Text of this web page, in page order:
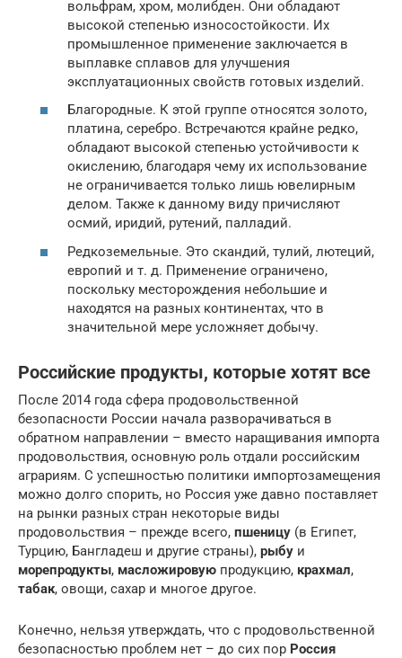
вольфрам, хром, молибден. Они обладают
высокой степенью износостойкости. Их
промышленное применение заключается в
выплавке сплавов для улучшения
эксплуатационных свойств готовых изделий.
Благородные. К этой группе относятся золото,
платина, серебро. Встречаются крайне редко,
обладают высокой степенью устойчивости к
окислению, благодаря чему их использование
не ограничивается только лишь ювелирным
делом. Также к данному виду причисляют
осмий, иридий, рутений, палладий.
Редкоземельные. Это скандий, тулий, лютеций,
европий и т. д. Применение ограничено,
поскольку месторождения небольшие и
находятся на разных континентах, что в
значительной мере усложняет добычу.
Российские продукты, которые хотят все
После 2014 года сфера продовольственной
безопасности России начала разворачиваться в
обратном направлении – вместо наращивания импорта
продовольствия, основную роль отдали российским
аграриям. С успешностью политики импортозамещения
можно долго спорить, но Россия уже давно поставляет
на рынки разных стран некоторые виды
продовольствия – прежде всего, пшеницу (в Египет,
Турцию, Бангладеш и другие страны), рыбу и
морепродукты, масложировую продукцию, крахмал,
табак, овощи, сахар и многое другое.
Конечно, нельзя утверждать, что с продовольственной
безопасностью проблем нет – до сих пор Россия